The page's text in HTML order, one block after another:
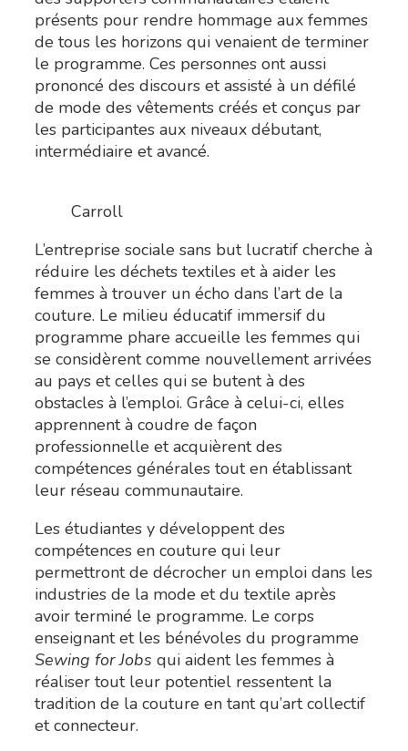
présents pour rendre hommage aux femmes
de tous les horizons qui venaient de terminer
le programme. Ces personnes ont aussi
prononcé des discours et assisté à un défilé
de mode des vêtements créés et conçus par
les participantes aux niveaux débutant,
intermédiaire et avancé.
Carroll
L’entreprise sociale sans but lucratif cherche à
réduire les déchets textiles et à aider les
femmes à trouver un écho dans l’art de la
couture. Le milieu éducatif immersif du
programme phare accueille les femmes qui
se considèrent comme nouvellement arrivées
au pays et celles qui se butent à des
obstacles à l’emploi. Grâce à celui-ci, elles
apprennent à coudre de façon
professionnelle et acquièrent des
compétences générales tout en établissant
leur réseau communautaire.
Les étudiantes y développent des
compétences en couture qui leur
permettront de décrocher un emploi dans les
industries de la mode et du textile après
avoir terminé le programme. Le corps
enseignant et les bénévoles du programme
Sewing for Jobs qui aident les femmes à
réaliser tout leur potentiel ressentent la
tradition de la couture en tant qu’art collectif
et connecteur.